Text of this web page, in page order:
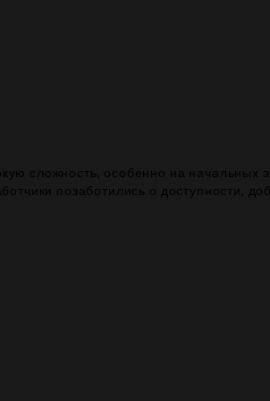
сложность, особенно на начальных
позаботились о доступности,